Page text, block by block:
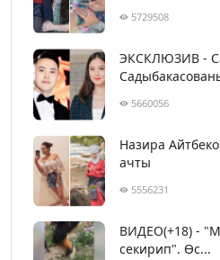
5729508
ЭКСКЛЮЗИВ -
5660056
Назира
ачты
5556231
ВИДЕО(+18) -
секирип". Өс...